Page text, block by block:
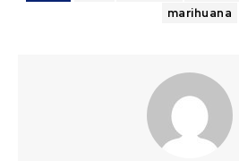
marihuana